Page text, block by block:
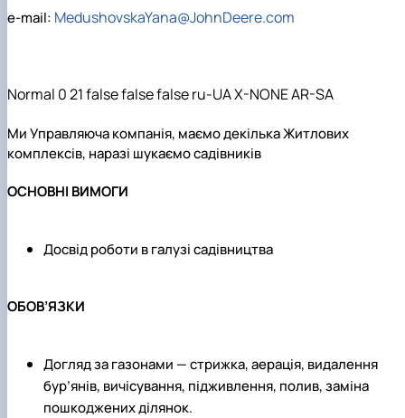
e-mail: MedushovskaYana@JohnDeere.com
Normal 0 21 false false false ru-UA X-NONE AR-SA
Ми Управляюча компанія, маємо декілька Житлових
комплексів, наразі шукаємо садівників
ОСНОВНІ ВИМОГИ
Досвід роботи в галузі садівництва
ОБОВ’ЯЗКИ
Догляд за газонами — стрижка, аерація, видалення
бур’янів, вичісування, підживлення, полив, заміна
пошкоджених ділянок.